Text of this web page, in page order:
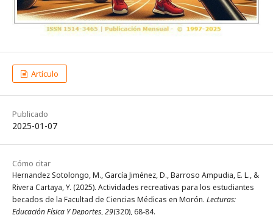
Artículo
Publicado
2025-01-07
Cómo citar
Hernandez Sotolongo, M., García Jiménez, D., Barroso Ampudia, E. L., &
Rivera Cartaya, Y. (2025). Actividades recreativas para los estudiantes
becados de la Facultad de Ciencias Médicas en Morón. Lecturas:
Educación Física Y Deportes,29(320), 68-84.